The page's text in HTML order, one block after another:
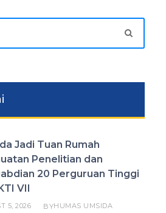
Jadi Tuan Rumah
Penelitian dan
20 Perguruan Tinggi
VII
5, 2026 BYHUMAS UMSIDA